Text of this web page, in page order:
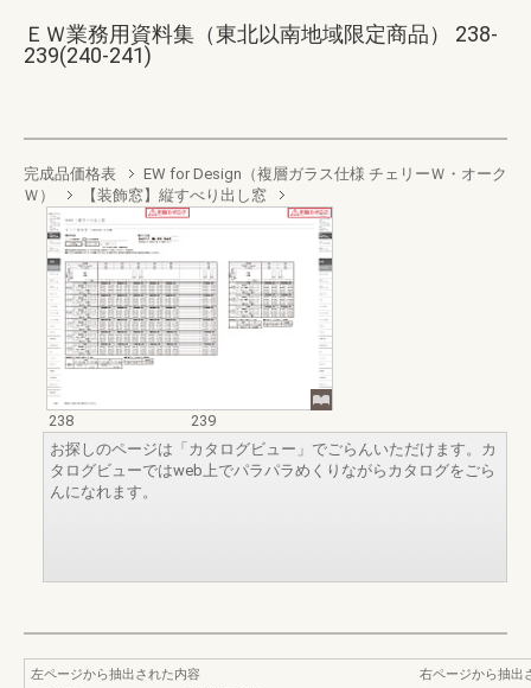
ＥＷ業務用資料集（東北以南地域限定商品） 238-
239(240-241)
完成品価格表
EW for Design（複層ガラス仕様 チェリーＷ・オーク
Ｗ）
【装飾窓】縦すべり出し窓
238
239
お探しのページは「カタログビュー」でごらんいただけます。カ
タログビューではweb上でパラパラめくりながらカタログをごら
んになれます。
左ページから抽出された内容
右ページから抽出